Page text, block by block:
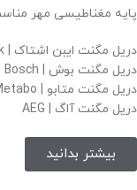
پایه مغناطیسی مهر
دریل مگنت ایبن اشتاک | Eibenstock
دریل مگنت بوش | Bosch
دریل مگنت متابو | Metabo
دریل مگنت آاگ | AEG
بیشتر بدانید